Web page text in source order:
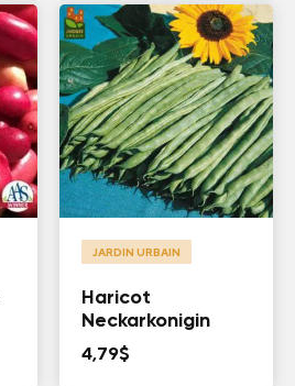
JARDIN URBAIN
Haricot
Neckarkonigin
4,79$